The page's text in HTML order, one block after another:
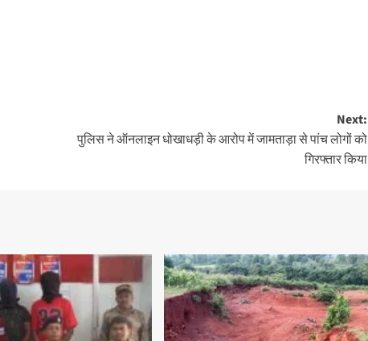
Next:
पुलिस ने ऑनलाइन धोखाधड़ी के आरोप में जामताड़ा से पांच लोगों को
गिरफ्तार किया